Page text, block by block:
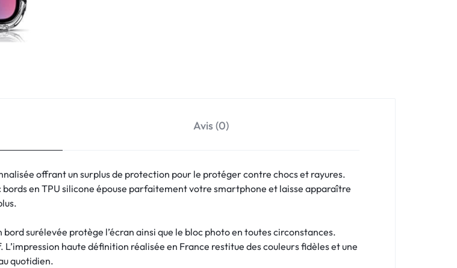
Avis (0)
offrant un surplus de protection pour le protéger contre chocs et rayures.
en TPU silicone épouse parfaitement votre smartphone et laisse apparaître
surélevée protège l’écran ainsi que le bloc photo en toutes circonstances.
haute définition réalisée en France restitue des couleurs fidèles et une
quotidien.